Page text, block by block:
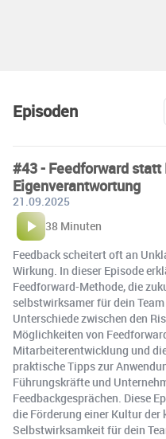
Episoden
#43 - Feedforward
Eigenverantwortung
21.09.2025
38 Minuten
Feedback scheitert oft an
Wirkung. In dieser Episode
Feedforward-Methode, die
selbstwirksamer für dein
Unterschiede zwischen den
Möglichkeiten von
Mitarbeiterentwicklung und
praktische Tipps zur
Führungskräfte und
Feedbackgesprächen. Diese
die Förderung einer Kultur
Selbstwirksamkeit für dein